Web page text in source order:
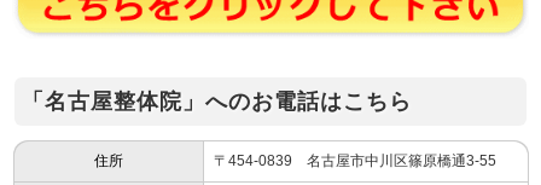
「名古屋整体院」へのお電話はこちら
住所 〒454-0839 名古屋市中川区篠原橋通3-55